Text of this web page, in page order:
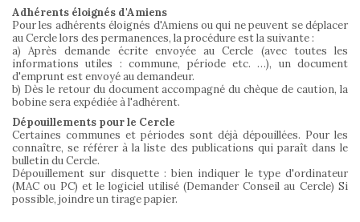
Adhérents éloignés d'Amiens
Pour les adhérents éloignés d'Amiens ou qui ne peuvent se déplacer
au Cercle lors des permanences, la procédure est la suivante :
a) Après demande écrite envoyée au Cercle (avec toutes les
informations utiles : commune, période etc. …), un document
d'emprunt est envoyé au demandeur.
b) Dès le retour du document accompagné du chèque de caution, la
bobine sera expédiée à l'adhérent.
Dépouillements pour le Cercle
Certaines communes et périodes sont déjà dépouillées. Pour les
connaître, se référer à la liste des publications qui paraît dans le
bulletin du Cercle.
Dépouillement sur disquette : bien indiquer le type d'ordinateur
(MAC ou PC) et le logiciel utilisé (Demander Conseil au Cercle) Si
possible, joindre un tirage papier.